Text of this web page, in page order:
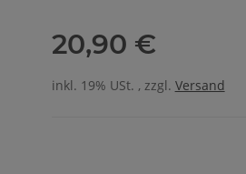
20,90 €
inkl. 19% USt. , zzgl. Versand